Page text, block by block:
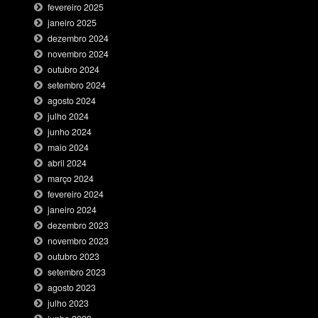
fevereiro 2025
janeiro 2025
dezembro 2024
novembro 2024
outubro 2024
setembro 2024
agosto 2024
julho 2024
junho 2024
maio 2024
abril 2024
março 2024
fevereiro 2024
janeiro 2024
dezembro 2023
novembro 2023
outubro 2023
setembro 2023
agosto 2023
julho 2023